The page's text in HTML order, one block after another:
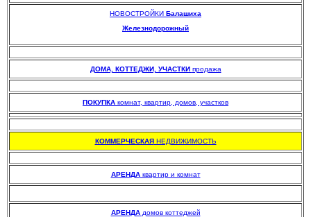
НОВОСТРОЙКИ Балашиха
Железнодорожный
ДОМА, КОТТЕДЖИ, УЧАСТКИ продажа
ПОКУПКА комнат, квартир, домов, участков
КОММЕРЧЕСКАЯНЕДВИЖИМОСТЬ
АРЕНДАквартир и комнат
АРЕНДАдомов коттеджей